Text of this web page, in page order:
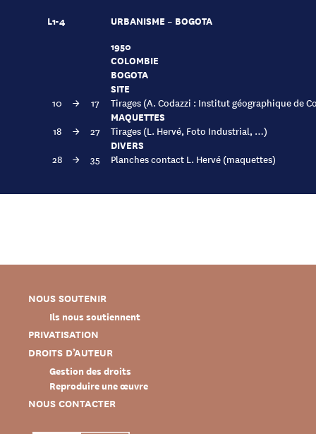
L1-4
URBANISME – BOGOTA
1950
COLOMBIE
BOGOTA
SITE
10 → 17 Tirages (A. Codazzi : Institut géographique de
MAQUETTES
18 → 27 Tirages (L. Hervé, Foto Industrial, …)
DIVERS
28 → 35 Planches contact L. Hervé (maquettes)
NOUS SOUTENIR
Ils nous soutiennent
PRIVATISATION
DROITS D’AUTEUR
Gestion des droits
Reproduire une œuvre
NOUS CONTACTER